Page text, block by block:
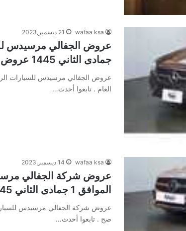
wafaa ksa 21 ديسمبر,2023
جمادى الثاني 1445 عروض نهاية العام
العام . تابعوا أحدث…
wafaa ksa 14 ديسمبر,2023
الموافق 1 جمادى الثاني 1445 اختمها صح
صح . تابعوا أحدث…